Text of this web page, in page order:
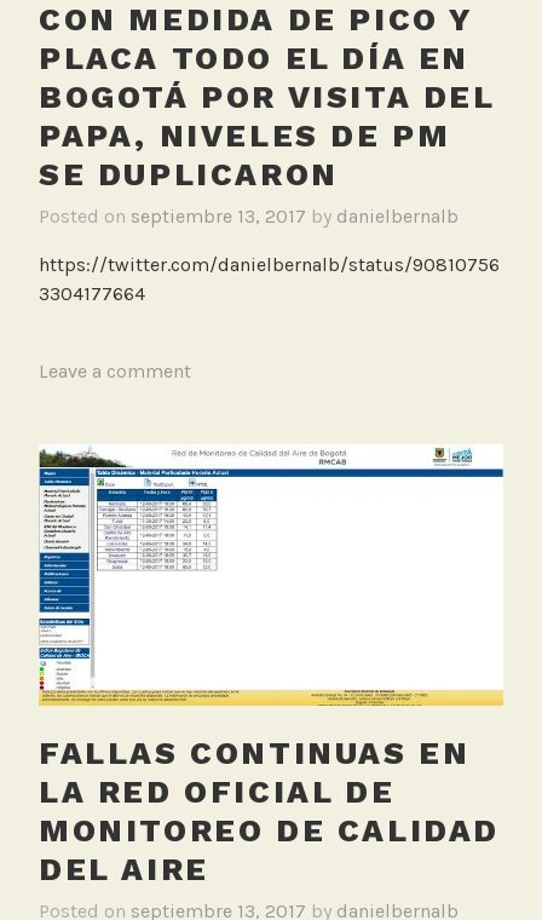
R
e
d
M
o
n
i
t
r
e
O
c
i
a
l
CON MEDIDA DE PICO Y
PLACA TODO EL DÍA EN
BOGOTÁ POR VISITA DEL
PAPA, NIVELES DE PM
SE DUPLICARON
Posted on septiembre 13, 2017 by danielbernalb
https://twitter.com/danielbernalb/status/90810756
3304177664
T
g
e
d
M
a
l
a
c
a
i
d
a
d
d
Leave a comment
FALLAS CONTINUAS EN
LA RED OFICIAL DE
MONITOREO DE CALIDAD
DEL AIRE
Posted on septiembre 13, 2017 by danielbernalb